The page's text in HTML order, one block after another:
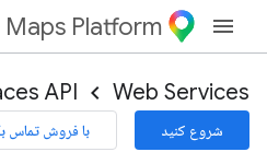
Maps Platform
Web Services
API
شروع کنید با فروش تماس